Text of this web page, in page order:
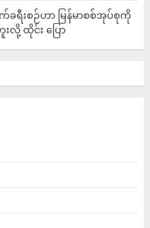
ရီးစဉ်ဟာ မြန်မာစစ်အုပ်စုကို
လို့ ထိုင်း ပြော